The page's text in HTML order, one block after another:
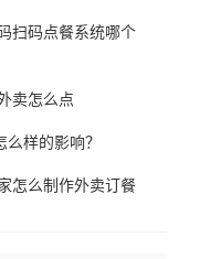
扫码点餐系统哪个
卖怎么点
样的影响？
怎么制作外卖订餐